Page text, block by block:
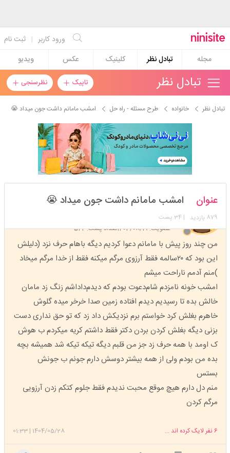
ثبت نام | ورود کاربر
مجله
تبادل نظر کلینیک عکس ویدیو
تاپیک نظرسنجی تبادل نظر
تبادل نظر خانواده طرح مسئله - راه حل امشب مامانم داشت جون میداد 😭
zahraia
عضویت: 1403/08/19 تعداد پست: 542
عنوان امشب مامانم داشت جون میداد 😭
879 بازدید | 34 پست
من چند روز پیش با مامانم دعوا کردیم دیگه باهام حرف نزد (دلیلش
این بود که ۲۰سالمه فقط آرزوی مرگم میکنه فقط از خدا مرگم میخاد
)منم آدمم ناراحت میشم
امشب خونه نامزدم شام‌دعوت بودم که دیدم‌داداشم زنگ زد مامان
خالش بده تا رسیدیم دیدم افتاده زمین صدا خرخر میده گلوش
خاهرم بغلش کرد خواستم برم نزدیکش داد زد که تو حق نداری دست
بزنی دیگه بغلش کردن بردن دکتر فقط داشتم کریه میکردم ب هوش
ک اومد با همه حرف زد جز من قلبم دیگه تیکه تیکه شد همیشه بچه
بده من بودم ولی از همه بیشتر دوسش دارم جونم ب جونش
بستس
منم دل دارم هیچ موقع محبت ندیدم فقط جلوم کتکم زدن آرزویی
مرگم کردن
1404/05/28
|
01:33 6نفر لایک کرده اند ...